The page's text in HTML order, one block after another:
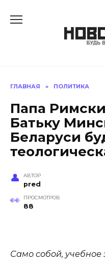
ГЛАВНАЯ » ПОЛИТИКА
Папа
Батьку
Беларуси
АВТОР
pred
ПРОСМОТРОВ
88
Само собой, учебное